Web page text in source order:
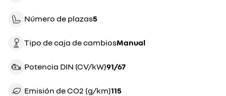
Número de plazas5
Tipo de caja de cambios manual
Potencia DIN (CV/kW) 91/67
Emisión de CO2 (g/km) 115